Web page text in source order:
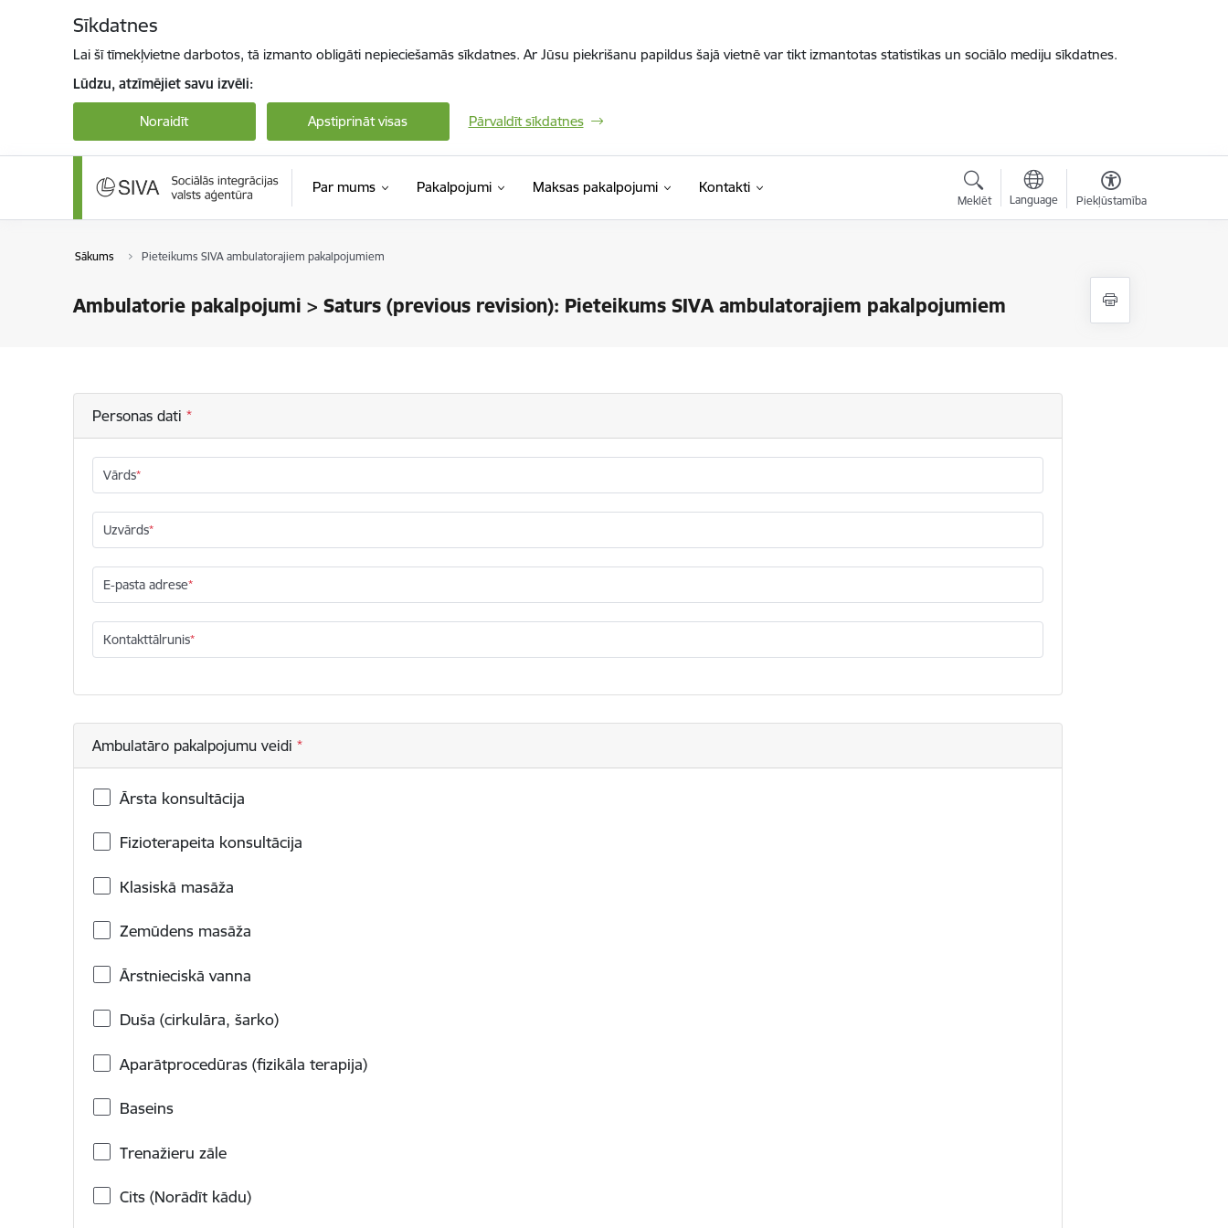
Sīkdatnes
Lai šī tīmekļvietne darbotos, tā izmanto obligāti nepieciešamās sīkdatnes. Ar Jūsu piekrišanu papildus šajā vietnē var tikt izmantotas statistikas un sociālo mediju sīkdatnes.
Lūdzu, atzīmējiet savu izvēli:
Noraidīt Apstiprināt visas Pārvaldīt sīkdatnes
Par mums Pakalpojumi Maksas pakalpojumi Kontakti
Meklēt Language Piekļūstamība
Sākums Pieteikums SIVA ambulatorajiem pakalpojumiem
Ambulatorie pakalpojumi > Saturs (previous revision): Pieteikums SIVA ambulatorajiem pakalpojumiem
Personas dati
Vārds
Uzvārds
E-pasta adrese
Kontakttālrunis
Ambulatāro pakalpojumu veidi
Ārsta konsultācija
Fizioterapeita konsultācija
Klasiskā masāža
Zemūdens masāža
Ārstnieciskā vanna
Duša (cirkulāra, šarko)
Aparātprocedūras (fizikāla terapija)
Baseins
Trenažieru zāle
Cits (Norādīt kādu)